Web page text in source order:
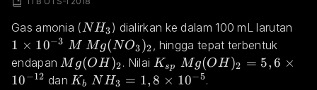
Gas amonia (NH_3
NH3) dialirkan ke dalam 100 mL larutan
1 × 10−3 M Mg(NO_3)_2
Mg(NO3)2
, hingga tepat terbentuk
endapan Mg(OH)_2
M g(OH )2. Nilai Ksp Mg(OH )2 = 5,6 ×
10−12 dan K_b\;NH_3=1,8\times 10^{-5}
Kb NH3 = 1,8 × 10−5.